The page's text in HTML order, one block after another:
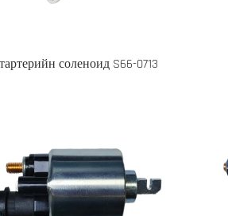
соленоид S66-0713